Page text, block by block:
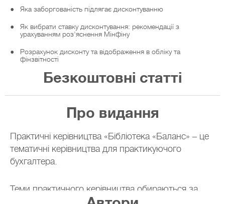
Яка заборгованість підлягає дисконтуванню
Як вибрати ставку дисконтування: рекомендації з
урахуванням роз'яснення Мінфіну
Розрахунок дисконту та відображення в обліку та
фінзвітності
Розрахунок дисконту в Excel: покроковий алгоритм
Довгострокова поворотна фінансова допомога у
Довгострокова поворотна фінансова допомога в
Дисконтування заборгованості за процентною позикою:
вивчаємо нюанси
Придбання товару з відстроченням (розстроченням)
Безкоштовні статті
Про видання
Практичні керівництва «Бібліотека «Баланс» – це
тематичні керівництва для практикуючого
бухгалтера.
Теми практичного керівництва обираються за
результатами опитування бухгалтерів. Матеріали